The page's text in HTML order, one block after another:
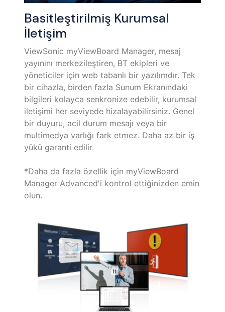
Basitleştirilmiş Kurumsal
İletişim
ViewSonic myViewBoard Manager, mesaj
yayınını merkezileştiren, BT ekipleri ve
yöneticiler için web tabanlı bir yazılımdır. Tek
bir cihazla, birden fazla Sunum Ekranındaki
bilgileri kolayca senkronize edebilir, kurumsal
iletişimi her seviyede hizalayabilirsiniz. Genel
bir duyuru, acil durum mesajı veya bir
multimedya varlığı fark etmez. Daha az bir iş
yükü garanti edilir.
*Daha da fazla özellik için myViewBoard
Manager Advanced'i kontrol ettiğinizden emin
olun.